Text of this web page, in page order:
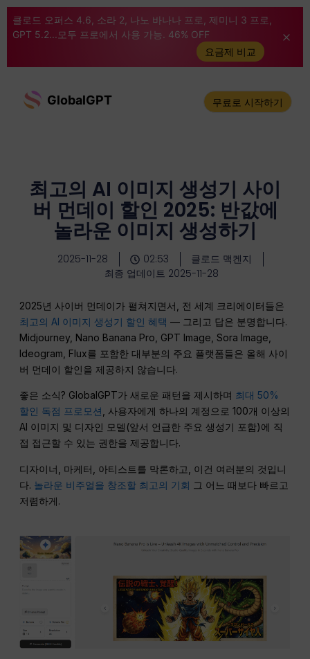
클로드 오퍼스 4.6, 소라 2, 나노 바나나 프로, 제미니 3 프로,
GPT 5.2...모두 프로에서 사용 가능. 46% OFF
요금제 비교
GlobalGPT 무료로 시작하기
최고의 AI 이미지 생성기 사이
버 먼데이 할인 2025: 반값에
놀라운 이미지 생성하기
2025-11-28 02:53
클로드 맥켄지
최종 업데이트 2025-11-28
2025년 사이버 먼데이가 펼쳐지면서, 전 세계 크리에이터들은
최고의 AI 이미지 생성기 할인 혜택 — 그리고 답은 분명합니다.
Midjourney, Nano Banana Pro, GPT Image, Sora Image,
Ideogram, Flux를 포함한 대부분의 주요 플랫폼들은 올해 사이
버 먼데이 할인을 제공하지 않습니다.
좋은 소식? GlobalGPT가 새로운 패턴을 제시하며 최대 50%
할인 독점 프로모션
, 사용자에게 하나의 계정으로 100개 이상의
AI 이미지 및 디자인 모델(앞서 언급한 주요 생성기 포함)에 직
접 접근할 수 있는 권한을 제공합니다.
디자이너, 마케터, 아티스트를 막론하고, 이건 여러분의 것입니
다. 놀라운 비주얼을 창조할 최고의 기회 그 어느 때보다 빠르고
저렴하게.